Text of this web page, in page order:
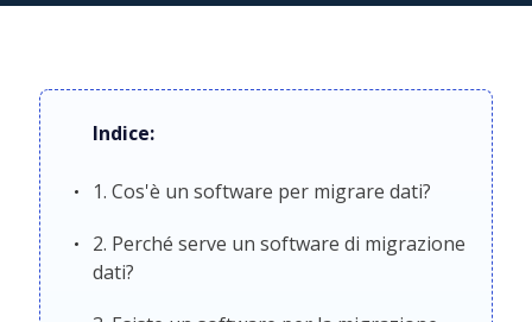
Indice:
1. Cos'è un software per migrare dati?
2. Perché serve un software di migrazione
dati?